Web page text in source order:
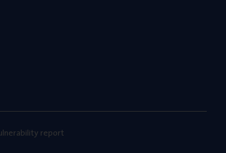
report